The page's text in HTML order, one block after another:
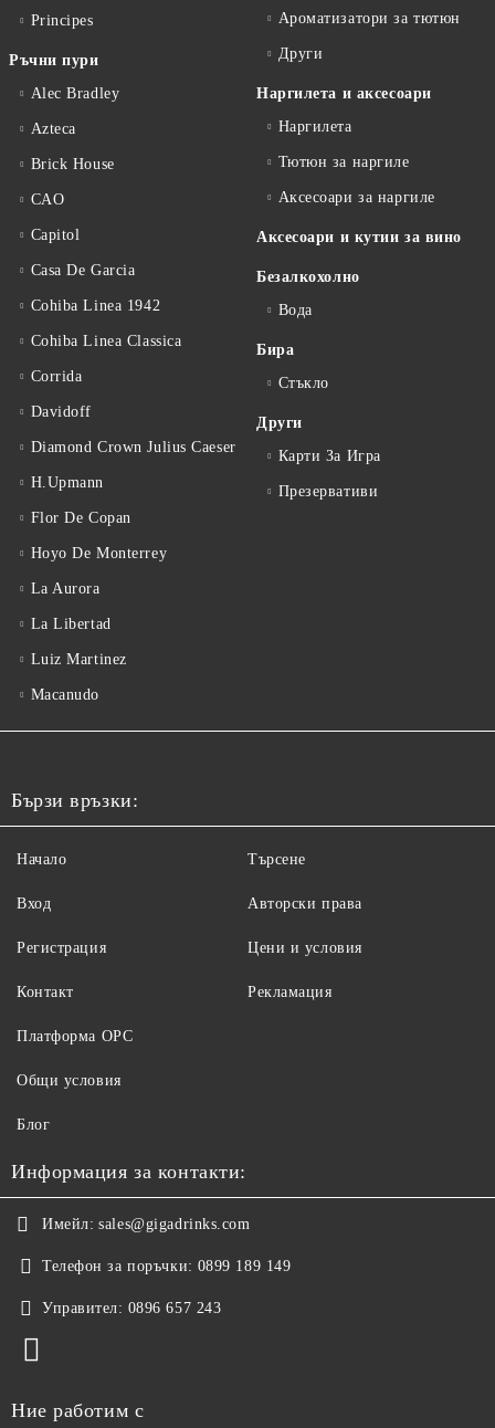
Principes
Ръчни пури
Alec Bradley
Azteca
Brick House
CAO
Capitol
Casa De Garcia
Cohiba Linea 1942
Cohiba Linea Classica
Corrida
Davidoff
Diamond Crown Julius Caeser
H.Upmann
Flor De Copan
Hoyo De Monterrey
La Aurora
La Libertad
Luiz Martinez
Macanudo
Ароматизатори за тютюн
Други
Наргилета и аксесоари
Наргилета
Тютюн за наргиле
Аксесоари за наргиле
Аксесоари и кутии за вино
Безалкохолно
Вода
Бира
Стъкло
Други
Карти За Игра
Презервативи
Бързи връзки:
Начало
Вход
Регистрация
Контакт
Търсене
Авторски права
Цени и условия
Рекламация
Платформа ОРС
Общи условия
Блог
Информация за контакти:
Имейл: sales@gigadrinks.com
Телефон за поръчки: 0899 189 149
Управител: 0896 657 243
Ние работим с